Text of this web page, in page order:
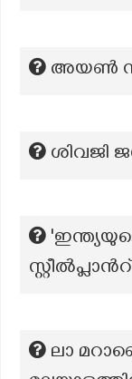
അയൺ
ശിവജി
ലാ